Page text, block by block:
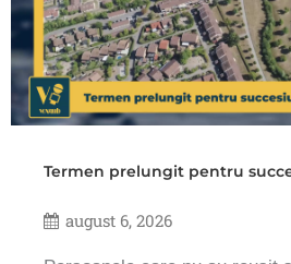
Termen prelungit pentru
august 6, 2026